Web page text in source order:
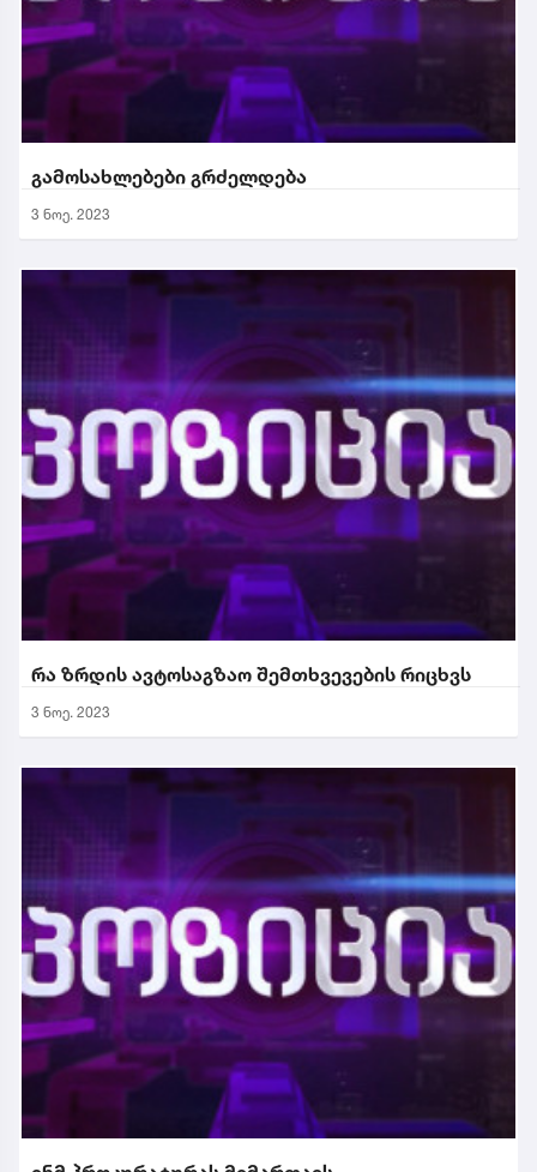
გამოსახლებები გრძელდება
3 ნოე. 2023
რა ზრდის ავტოსაგზაო შემთხვევების რიცხვს
3 ნოე. 2023